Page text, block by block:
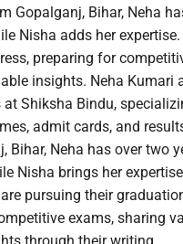
Gopalganj, Bihar, Neha
Nisha adds her
preparing for
insights. Neha Kumari
at Shiksha Bindu,
admit cards, and
Bihar, Neha has over two
Nisha brings her
pursuing their
exams, sharing